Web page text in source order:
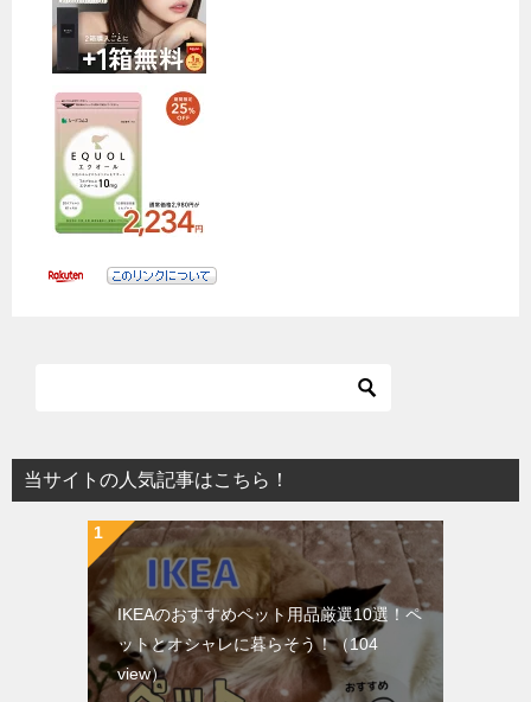
当サイトの人気記事はこちら！
IKEAのおすすめペット用品厳選10選！ペ
ットとオシャレに暮らそう！（104
view）